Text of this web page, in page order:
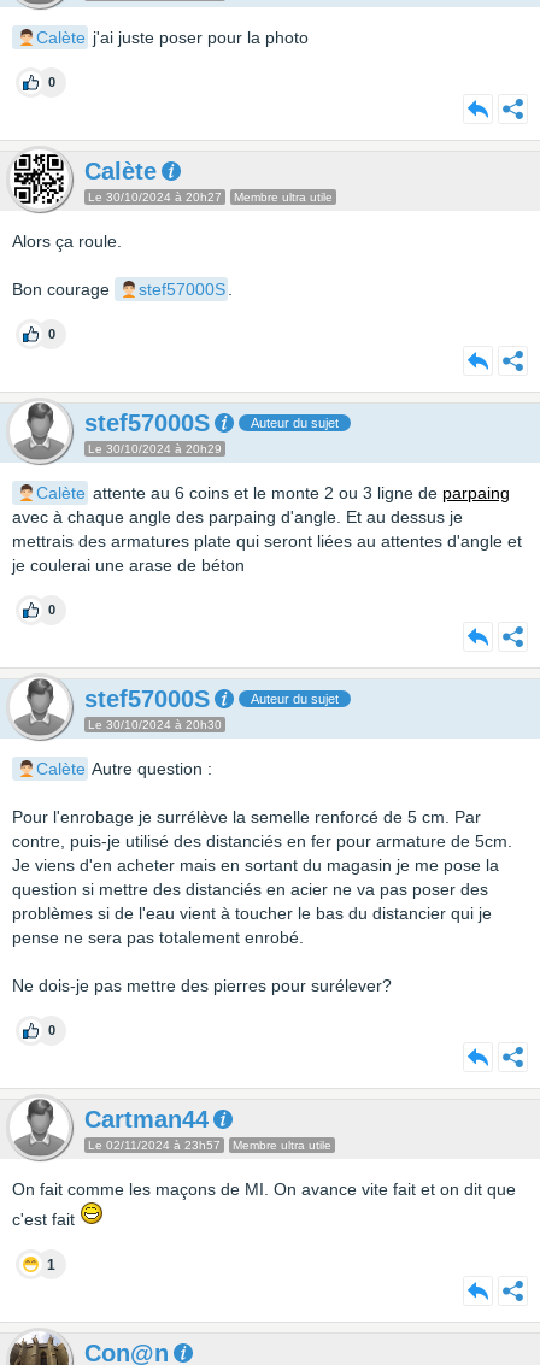
Calète j'ai juste poser pour la photo
0
Calète
Le 30/10/2024 à 20h27 Membre ultra utile
Alors ça roule.
Bon courage stef57000S
0
stef57000S Auteur du sujet
Le 30/10/2024 à 20h29
Calète attente au 6 coins et le monte 2 ou 3 ligne de parpaing
avec à chaque angle des parpaing d'angle. Et au dessus je
mettrais des armatures plate qui seront liées au attentes d'angle et
je coulerai une arase de béton
0
stef57000S Auteur du sujet
Le 30/10/2024 à 20h30
Calète Autre question :
Pour l'enrobage je surrélève la semelle renforcé de 5 cm. Par
contre, puis-je utilisé des distanciés en fer pour armature de 5cm.
Je viens d'en acheter mais en sortant du magasin je me pose la
question si mettre des distanciés en acier ne va pas poser des
problèmes si de l'eau vient à toucher le bas du distancier qui je
pense ne sera pas totalement enrobé.
Ne dois-je pas mettre des pierres pour surélever?
0
Cartman44
Le 02/11/2024 à 23h57 Membre ultra utile
On fait comme les maçons de MI. On avance vite fait et on dit que
c'est fait
1
Con@n